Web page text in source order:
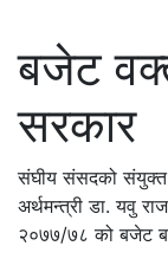
बजेट
सरकार
संघीय संसदको संयुक्त
अर्थमन्त्री डा. यवु
२०७७/७८ को बजेट